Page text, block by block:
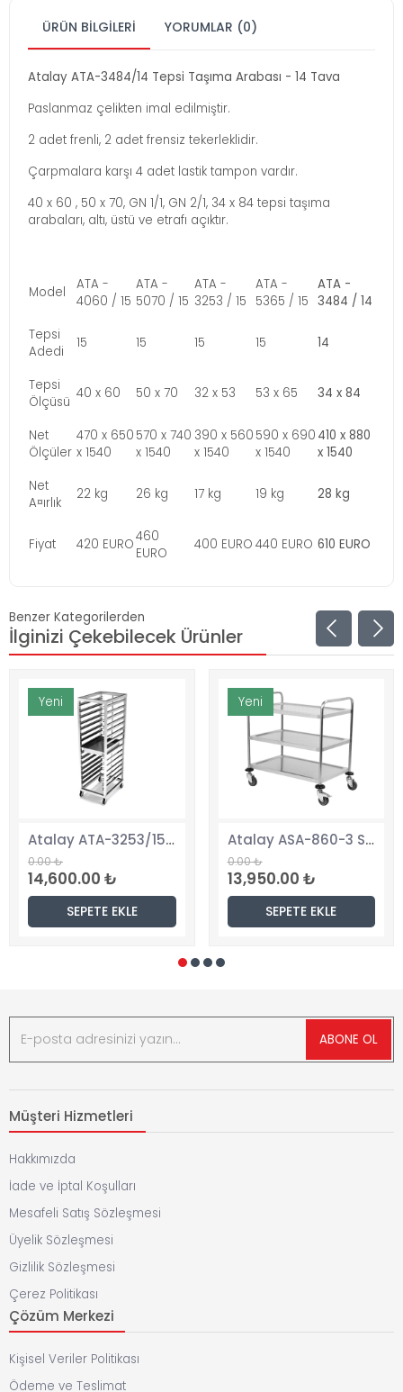
ÜRÜN BILGILERI YORUMLAR (0)
Atalay ATA-3484/14 Tepsi Taşıma Arabası - 14 Tava
Paslanmaz çelikten imal edilmiştir.
2 adet frenli, 2 adet frensiz tekerleklidir.
Çarpmalara karşı 4 adet lastik tampon vardır.
40 x 60 , 50 x 70, GN 1/1, GN 2/1, 34 x 84 tepsi taşıma
arabaları, altı, üstü ve etrafı açıktır.
Model
ATA -
4060 / 15
ATA -
5070 / 15
ATA -
3253 / 15
ATA -
5365 / 15
ATA -
3484 / 14
Tepsi
Adedi
15 15 15 15 14
Tepsi
Ölçüsü
40 x 60 50 x 70 32 x 53 53 x 65 34 x 84
Net
Ölçüler
470 x 650
x 1540
570 x 740
x 1540
390 x 560
x 1540
590 x 690
x 1540
410 x 880
x 1540
Net
A¤ırlık
22 kg 26 kg 17 kg 19 kg 28 kg
Fiyat 420 EURO460
EURO
400 EURO 440 EURO 610 EURO
Benzer Kategorilerden
İlginizi Çekebilecek Ürünler
Yeni
Atalay ATA-3253/15 GN 1/1 Tepsi Taşıma Arabası, 15 Tepsi Kapasiteli
0.00 ₺
14,600.00 ₺
SEPETE EKLE
Yeni
Atalay ASA-860-3 Servis Arabası, 3 Katlı
0.00 ₺
13,950.00 ₺
SEPETE EKLE
ABONE OL
Müşteri Hizmetleri
Hakkımızda
İade ve İptal Koşulları
Mesafeli Satış Sözleşmesi
Üyelik Sözleşmesi
Gizlilik Sözleşmesi
Çerez Politikası
Çözüm Merkezi
Kişisel Veriler Politikası
Ödeme ve Teslimat